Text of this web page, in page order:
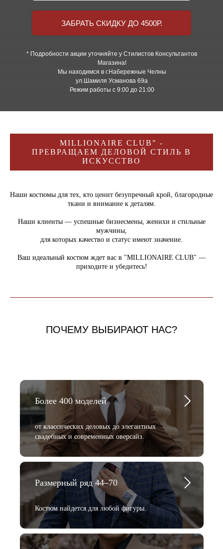
* Подробности акции уточняйте у Стилистов Консультантов
Магазина!
Мы находимся в г.Набережные Челны
ул.Шамиля Усманова 69а
Режим работы с 9:00 до 21:00
ЗАБРАТЬ СКИДКУ ДО 4500Р.
MILLIONAIRE CLUB" -
ПРЕВРАЩАЕМ ДЕЛОВОЙ СТИЛЬ В
ИСКУССТВО
Наши костюмы для тех, кто ценит безупречный крой, благородные
ткани и внимание к деталям.
Наши клиенты — успешные бизнесмены, женихи и стильные
мужчины,
для которых качество и статус имеют значение.
Ваш идеальный костюм ждет вас в "MILLIONAIRE CLUB" —
приходите и убедитесь!
ПОЧЕМУ ВЫБИРАЮТ НАС?
Более 400 моделей
от классических деловых до элегантных
свадебных и современных оверсайз.
Размерный ряд 44–70
Костюм найдется для любой фигуры.